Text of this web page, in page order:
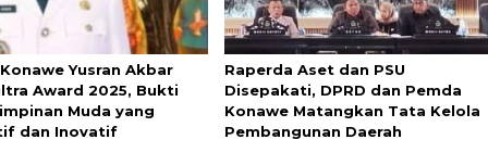
Yusran Akbar
Award 2025, Bukti
Muda yang
dan Inovatif
Raperda Aset dan PSU
Disepakati, DPRD dan Pemda
Konawe Matangkan Tata Kelola
Pembangunan Daerah